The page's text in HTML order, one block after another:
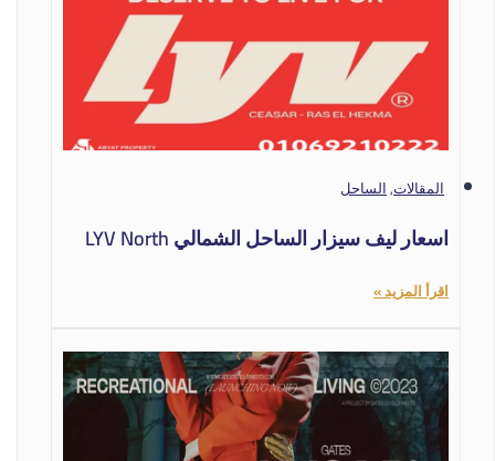
المقالات,الساحل
اسعار ليف سيزار الساحل الشمالي LYV North
اقرأ المزيد »